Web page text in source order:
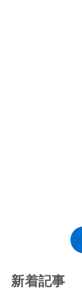
新着記事